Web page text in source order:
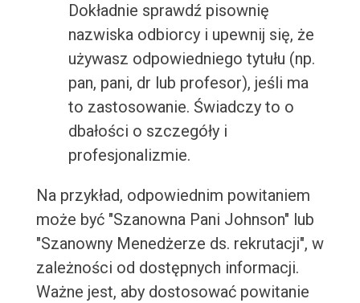
Dokładnie sprawdź pisownię
nazwiska odbiorcy i upewnij się, że
używasz odpowiedniego tytułu (np.
pan, pani, dr lub profesor), jeśli ma
to zastosowanie. Świadczy to o
dbałości o szczegóły i
profesjonalizmie.
Na przykład, odpowiednim powitaniem
może być "Szanowna Pani Johnson" lub
"Szanowny Menedżerze ds. rekrutacji", w
zależności od dostępnych informacji.
Ważne jest, aby dostosować powitanie